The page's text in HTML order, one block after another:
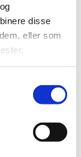
disse
eller som
bedre
isninger i